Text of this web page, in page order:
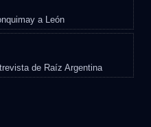
a León
de Raíz Argentina